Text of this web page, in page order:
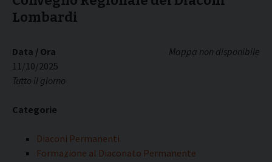
Lombardi
Mappa non disponibile
Data / Ora
11/10/2025
Tutto il giorno
Categorie
Diaconi Permanenti
Formazione al Diaconato Permanente